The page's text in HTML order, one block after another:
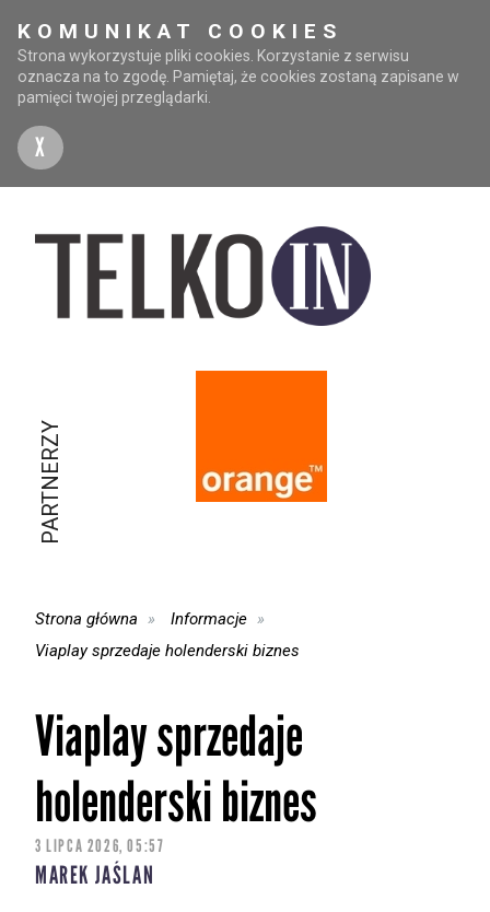
KOMUNIKAT COOKIES
Strona wykorzystuje pliki cookies. Korzystanie z serwisu
oznacza na to zgodę. Pamiętaj, że cookies zostaną zapisane w
pamięci twojej przeglądarki.
X
PARTNERZY
Strona główna
Informacje
Viaplay sprzedaje holenderski biznes
Viaplay sprzedaje
holenderski biznes
3 LIPCA 2026, 05:57
MAREK JAŚLAN